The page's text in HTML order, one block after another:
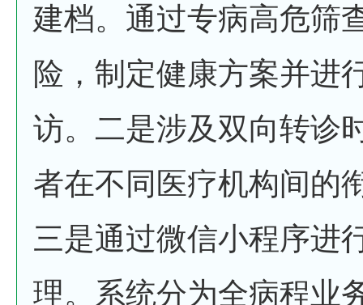
建档。通过专病高危筛
险，制定健康方案并进
访。二是涉及双向转诊
者在不同医疗机构间的
三是通过微信小程序进
理。系统分为全病程业